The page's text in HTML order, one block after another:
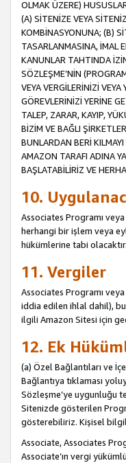
OLMAK ÜZERE)
(A) SİTENİZE VEYA
KOMBİNASYONUNA; (B)
TASARLANMASINA, İMAL
KANUNLAR TAHTINDA
SÖZLEŞME’NİN
VEYA VERGİLERİNİZİ
GÖREVLERİNİZİ YERİNE
TALEP, ZARAR, KAYIP,
BİZİM VE BAĞLI
BUNLARDAN BERİ
AMAZON TARAFI ADINA
BAŞLATABİLİRİZ VE
10.
Associates Programı
herhangi bir işlem veya
hükümlerine tabi olacaktır.
11. Vergiler
Associates Programı
iddia edilen ihlal dahil),
ilgili Amazon Sitesi için
12. Ek
(a) Özel Bağlantıları ve
Bağlantıya tıklaması
Sözleşme’ye uygunluğu
Sitenizde gösterilen
gösterebiliriz. Kişisel
Associate, Associates
Associate’ın vergi